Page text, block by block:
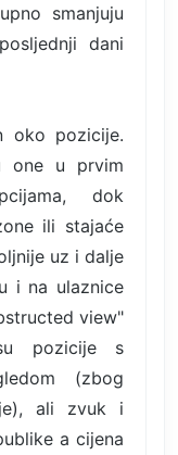
smanjuju
dani
oko pozicije.
one u prvim
dok
ili stajaće
uz i dalje
i na ulaznice
view"
pozicije s
(zbog
ali zvuk i
a cijena